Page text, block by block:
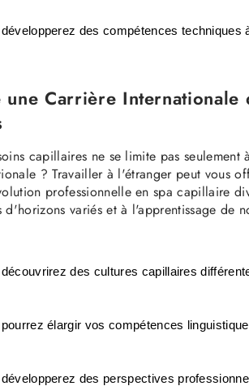
des compétences
Carrière Internationale
capillaires ne se limite pas
? Travailler à l'étranger peut vous
professionnelle en spa capillaire
d'horizons variés et à l'apprentissage de
des cultures capillaires
élargir vos compétences
des perspectives